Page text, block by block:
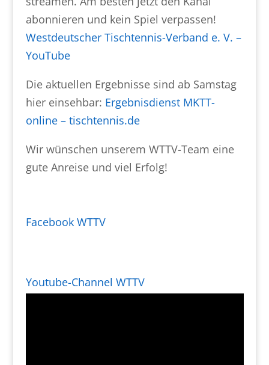
abonnieren und kein Spiel verpassen!
Westdeutscher Tischtennis-Verband e. V. –
YouTube
Die aktuellen Ergebnisse sind ab Samstag
hier einsehbar: Ergebnisdienst MKTT-
online – tischtennis.de
Wir wünschen unserem WTTV-Team eine
gute Anreise und viel Erfolg!
Facebook WTTV
Youtube-Channel WTTV